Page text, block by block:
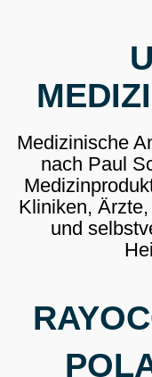
Medizinische
nach Paul
Kliniken,
und